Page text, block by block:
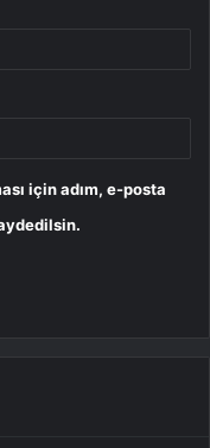
için adım, e-posta